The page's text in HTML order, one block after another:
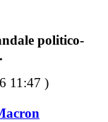
politico-
11:47 )